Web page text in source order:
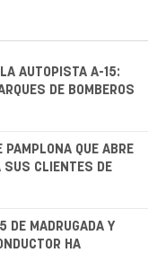
AUTOPISTA A-15:
DE BOMBEROS
PAMPLONA QUE ABRE
SUS CLIENTES DE
DE MADRUGADA Y
HA